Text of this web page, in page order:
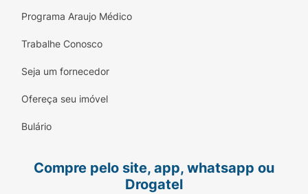
Programa Araujo Médico
Trabalhe Conosco
Seja um fornecedor
Ofereça seu imóvel
Bulário
Compre pelo site, app, whatsapp ou
Drogatel